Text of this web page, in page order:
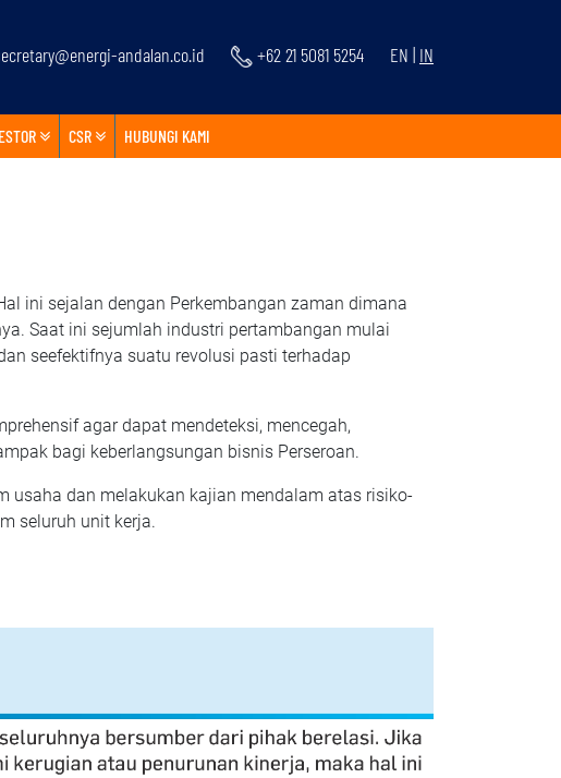
andalan.co.id +62 21 5081 5254 EN | IN
CSR HUBUNGI KAMI
ini sejalan dengan Perkembangan zaman dimana
Saat ini sejumlah industri pertambangan mulai
seefektifnya suatu revolusi pasti terhadap
agar dapat mendeteksi, mencegah,
bagi keberlangsungan bisnis Perseroan.
usaha dan melakukan kajian mendalam atas risiko-
seluruh unit kerja.